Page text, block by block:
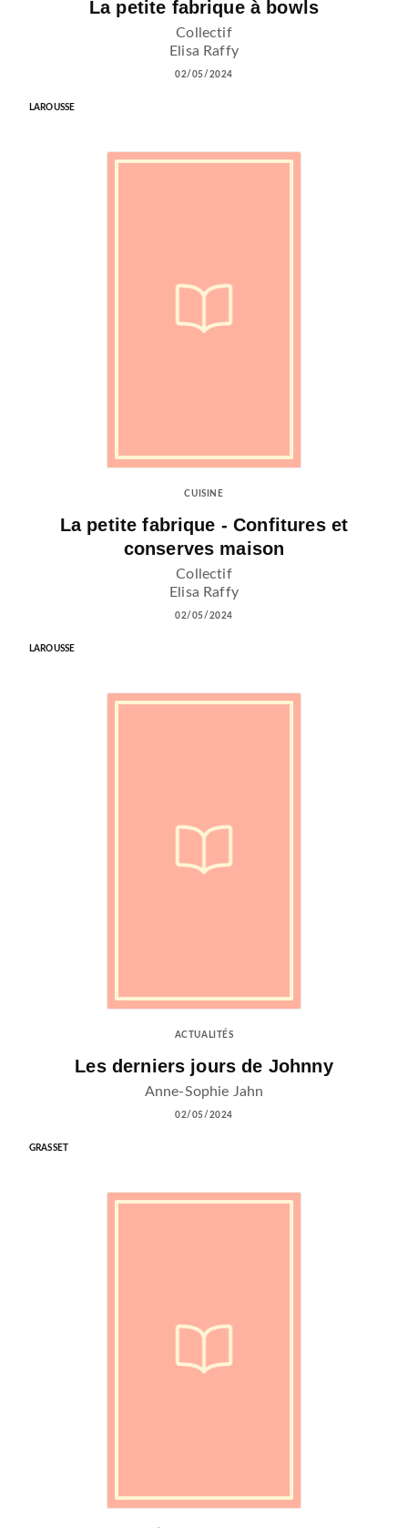
La petite fabrique à bowls
Collectif
Elisa Raffy
02/05/2024
LAROUSSE
CUISINE
La petite fabrique - Confitures et
conserves maison
Collectif
Elisa Raffy
02/05/2024
LAROUSSE
ACTUALITÉS
Les derniers jours de Johnny
Anne-Sophie Jahn
02/05/2024
GRASSET